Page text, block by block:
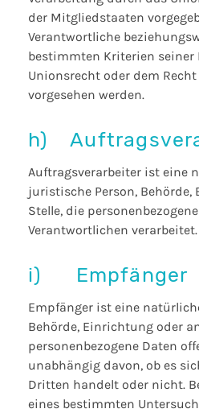
der Mitgliedstaaten
Verantwortliche
bestimmten Kriterien seiner
Unionsrecht oder dem
vorgesehen werden.
h)
Auftragsverarbeiter ist eine
juristische Person,
Stelle, die
Verantwortlichen verarbeitet.
i) Empfänger
Empfänger ist eine
Behörde, Einrichtung oder
personenbezogene Daten
unabhängig davon, ob es
Dritten handelt oder nicht.
eines bestimmten